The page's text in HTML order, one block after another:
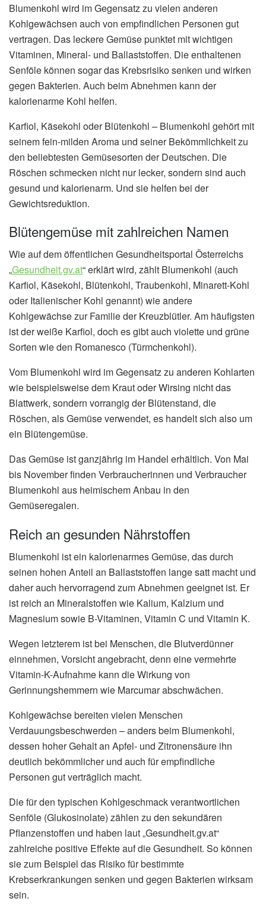
Blumenkohl wird im Gegensatz zu vielen anderen
Kohlgewächsen auch von empfindlichen Personen gut
vertragen. Das leckere Gemüse punktet mit wichtigen
Vitaminen, Mineral- und Ballaststoffen. Die enthaltenen
Senföle können sogar das Krebsrisiko senken und wirken
gegen Bakterien. Auch beim Abnehmen kann der
kalorienarme Kohl helfen.
Karfiol, Käsekohl oder Blütenkohl – Blumenkohl gehört mit
seinem fein-milden Aroma und seiner Bekömmlichkeit zu
den beliebtesten Gemüsesorten der Deutschen. Die
Röschen schmecken nicht nur lecker, sondern sind auch
gesund und kalorienarm. Und sie helfen bei der
Gewichtsreduktion.
Blütengemüse mit zahlreichen Namen
Wie auf dem öffentlichen Gesundheitsportal Österreichs
„Gesundheit.gv.at“ erklärt wird, zählt Blumenkohl (auch
Karfiol, Käsekohl, Blütenkohl, Traubenkohl, Minarett-Kohl
oder Italienischer Kohl genannt) wie andere
Kohlgewächse zur Familie der Kreuzblütler. Am häufigsten
ist der weiße Karfiol, doch es gibt auch violette und grüne
Sorten wie den Romanesco (Türmchenkohl).
Vom Blumenkohl wird im Gegensatz zu anderen Kohlarten
wie beispielsweise dem Kraut oder Wirsing nicht das
Blattwerk, sondern vorrangig der Blütenstand, die
Röschen, als Gemüse verwendet, es handelt sich also um
ein Blütengemüse.
Das Gemüse ist ganzjährig im Handel erhältlich. Von Mai
bis November finden Verbraucherinnen und Verbraucher
Blumenkohl aus heimischem Anbau in den
Gemüseregalen.
Reich an gesunden Nährstoffen
Blumenkohl ist ein kalorienarmes Gemüse, das durch
seinen hohen Anteil an Ballaststoffen lange satt macht und
daher auch hervorragend zum Abnehmen geeignet ist. Er
ist reich an Mineralstoffen wie Kalium, Kalzium und
Magnesium sowie B-Vitaminen, Vitamin C und Vitamin K.
Wegen letzterem ist bei Menschen, die Blutverdünner
einnehmen, Vorsicht angebracht, denn eine vermehrte
Vitamin-K-Aufnahme kann die Wirkung von
Gerinnungshemmern wie Marcumar abschwächen.
Kohlgewächse bereiten vielen Menschen
Verdauungsbeschwerden – anders beim Blumenkohl,
dessen hoher Gehalt an Apfel- und Zitronensäure ihn
deutlich bekömmlicher und auch für empfindliche
Personen gut verträglich macht.
Die für den typischen Kohlgeschmack verantwortlichen
Senföle (Glukosinolate) zählen zu den sekundären
Pflanzenstoffen und haben laut „Gesundheit.gv.at“
zahlreiche positive Effekte auf die Gesundheit. So können
sie zum Beispiel das Risiko für bestimmte
Krebserkrankungen senken und gegen Bakterien wirksam
sein.